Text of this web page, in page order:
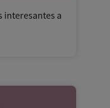
interesantes a